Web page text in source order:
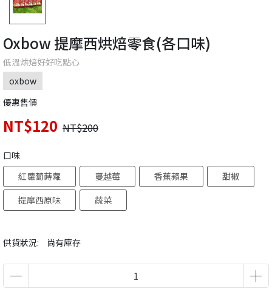
Oxbow 提摩西烘焙零食(各口味)
低溫烘焙好好吃點心
oxbow
優惠售價
NT$120 NT$200
供貨狀況: 尚有庫存
口味
紅蘿蔔蒔蘿
蔓越莓 香蕉蘋果
甜椒
提摩西原味
蔬菜